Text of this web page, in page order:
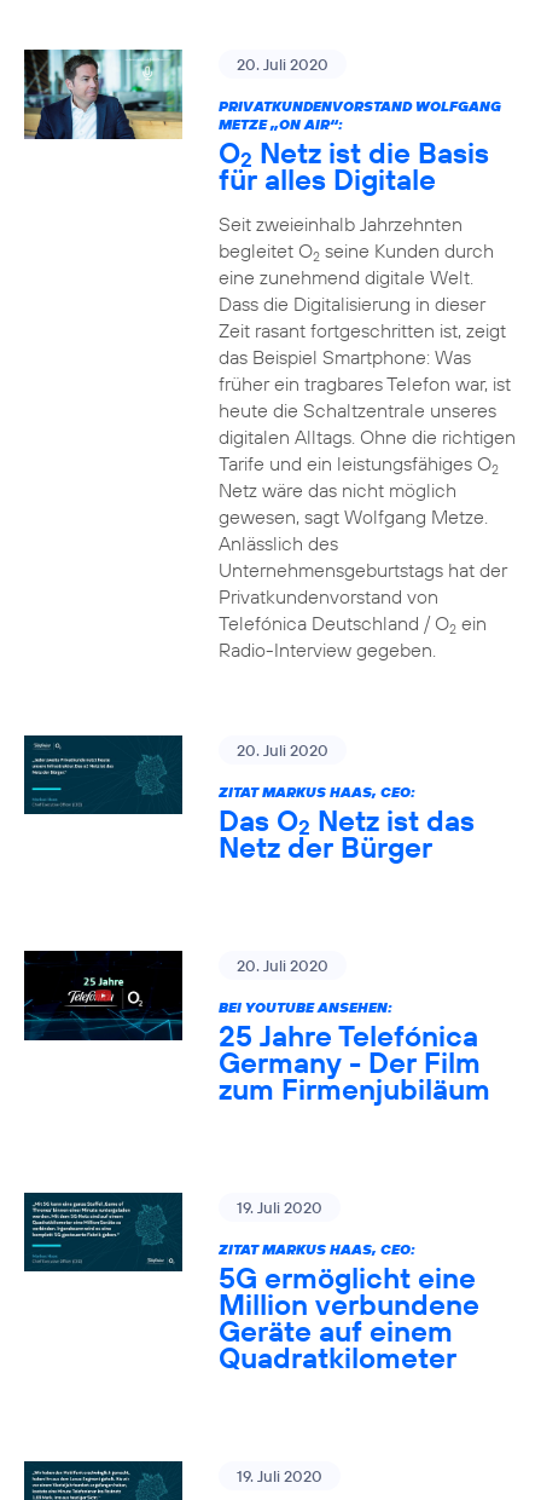
20. Juli 2020
PRIVATKUNDENVORSTAND WOLFGANG
METZE „ON AIR“:
O2 Netz ist die Basis
für alles Digitale
Seit zweieinhalb Jahrzehnten
begleitet O2seine Kunden durch
eine zunehmend digitale Welt.
Dass die Digitalisierung in dieser
Zeit rasant fortgeschritten ist, zeigt
das Beispiel Smartphone: Was
früher ein tragbares Telefon war, ist
heute die Schaltzentrale unseres
digitalen Alltags. Ohne die richtigen
Tarife und ein leistungsfähiges O2
Netz wäre das nicht möglich
gewesen, sagt Wolfgang Metze.
Anlässlich des
Unternehmensgeburtstags hat der
Privatkundenvorstand von
Telefónica Deutschland / O2ein
Radio-Interview gegeben.
20. Juli 2020
ZITAT MARKUS HAAS, CEO:
Das O2 Netz ist das
Netz der Bürger
20. Juli 2020
BEI YOUTUBE ANSEHEN:
25 Jahre Telefónica
Germany - Der Film
zum Firmenjubiläum
19. Juli 2020
ZITAT MARKUS HAAS, CEO:
5G ermöglicht eine
Million verbundene
Geräte auf einem
Quadratkilometer
19. Juli 2020